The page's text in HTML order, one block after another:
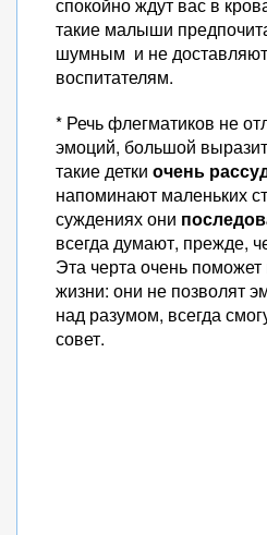
такие малыши
шумным и не доставляют
воспитателям.
* Речь флегматиков не
эмоций, большой
такие детки очень
напоминают маленьких
суждениях они
всегда думают, прежде,
Эта черта очень
жизни: они не позволят
над разумом, всегда
совет.